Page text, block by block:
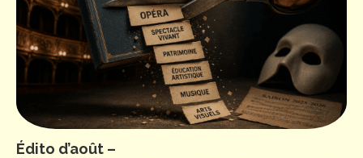
Édito d’août –